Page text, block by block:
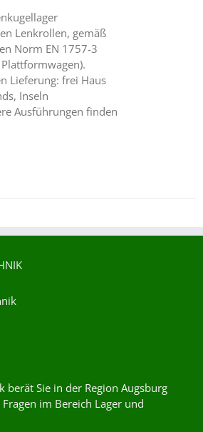
Lenkrollen, gemäß
Norm EN 1757-3
Lieferung: frei Haus
Inseln
Ausführungen finden
berät Sie in der Region Augsburg
im Bereich Lager und